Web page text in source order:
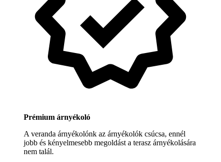
Prémium árnyékoló
A veranda árnyékolónk az árnyékolók csúcsa, ennél
jobb és kényelmesebb megoldást a terasz árnyékolására
nem talál.